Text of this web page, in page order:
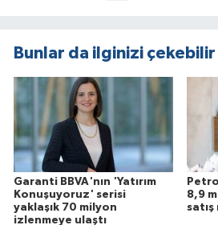
Bunlar da ilginizi çekebilir
Garanti BBVA'nın 'Yatırım
Konuşuyoruz' serisi
yaklaşık 70 milyon
izlenmeye ulaştı
8,9
satış